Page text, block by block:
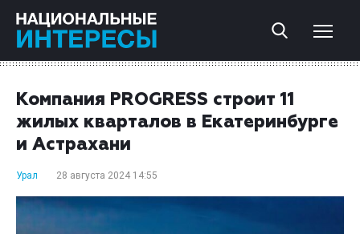
Компания PROGRESS строит 11
жилых кварталов в Екатеринбурге
и Астрахани
Урал 28 августа 2024 14:55